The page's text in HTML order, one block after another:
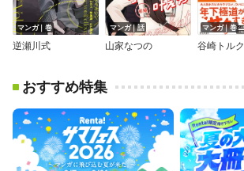
マンガ｜巻
逆瀬川式
マンガ｜話
山家なつの
マンガ｜巻
谷崎トルク
おすすめ特集